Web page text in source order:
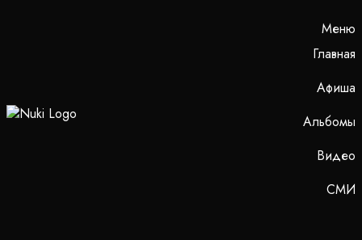
Меню
Главная
Афиша
Альбомы
Видео
СМИ